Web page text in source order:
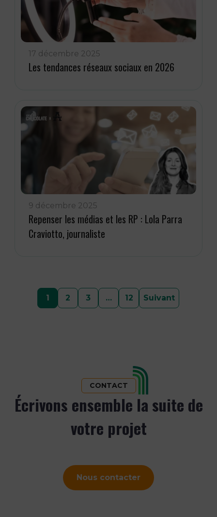
17 décembre 2025
Les tendances réseaux sociaux en 2026
9 décembre 2025
Repenser les médias et les RP : Lola Parra
Craviotto, journaliste
Pagination
1 2 3 … 12 Suivant
CONTACT
Écrivons ensemble la suite de
votre projet
Nous contacter